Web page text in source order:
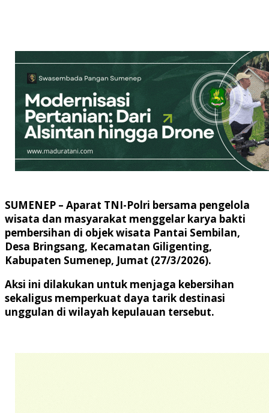
SUMENEP – Aparat TNI-Polri bersama pengelola
wisata dan masyarakat menggelar karya bakti
pembersihan di objek wisata Pantai Sembilan,
Desa Bringsang, Kecamatan Giligenting,
Kabupaten Sumenep, Jumat (27/3/2026).
Aksi ini dilakukan untuk menjaga kebersihan
sekaligus memperkuat daya tarik destinasi
unggulan di wilayah kepulauan tersebut.